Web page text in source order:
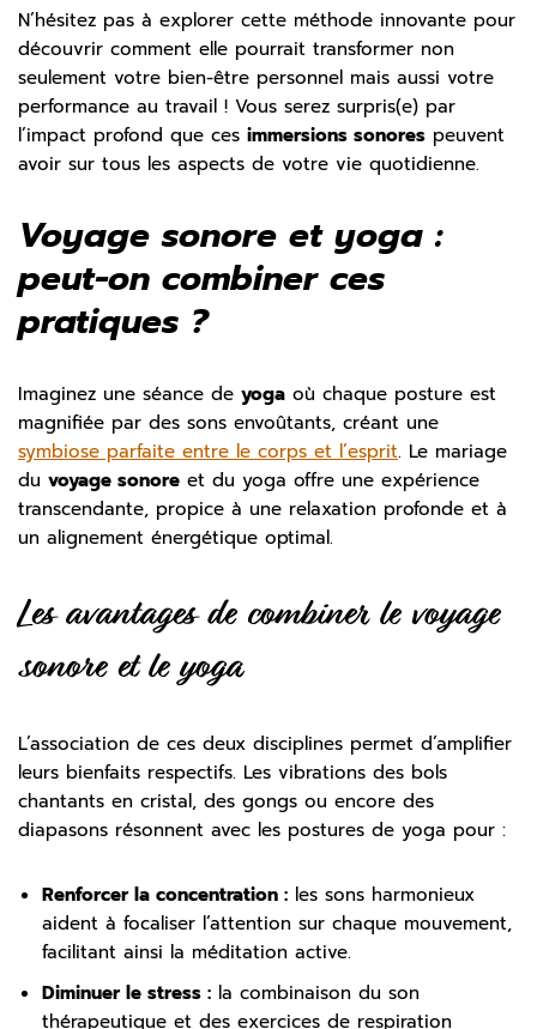
N’hésitez pas à explorer cette méthode innovante pour
découvrir comment elle pourrait transformer non
seulement votre bien-être personnel mais aussi votre
performance au travail ! Vous serez surpris(e) par
l’impact profond que ces immersions sonores peuvent
avoir sur tous les aspects de votre vie quotidienne.
Voyage sonore et yoga :
peut-on combiner ces
pratiques ?
Imaginez une séance de yoga où chaque posture est
magnifiée par des sons envoûtants, créant une
symbiose parfaite entre le corps et l’esprit. Le mariage
du voyage sonore et du yoga offre une expérience
transcendante, propice à une relaxation profonde et à
un alignement énergétique optimal.
Les avantages de combiner le voyage
sonore et le yoga
L’association de ces deux disciplines permet d’amplifier
leurs bienfaits respectifs. Les vibrations des bols
chantants en cristal, des gongs ou encore des
diapasons résonnent avec les postures de yoga pour :
Renforcer la concentration : les sons harmonieux
aident à focaliser l’attention sur chaque mouvement,
facilitant ainsi la méditation active.
Diminuer le stress : la combinaison du son
thérapeutique et des exercices de respiration